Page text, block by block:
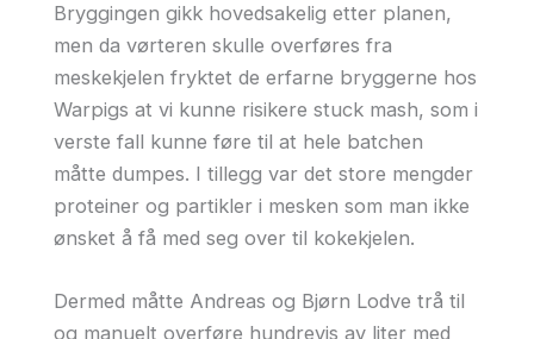
Bryggingen gikk hovedsakelig etter planen,
men da vørteren skulle overføres fra
meskekjelen fryktet de erfarne bryggerne hos
Warpigs at vi kunne risikere stuck mash, som i
verste fall kunne føre til at hele batchen
måtte dumpes. I tillegg var det store mengder
proteiner og partikler i mesken som man ikke
ønsket å få med seg over til kokekjelen.
Dermed måtte Andreas og Bjørn Lodve trå til
og manuelt overføre hundrevis av liter med